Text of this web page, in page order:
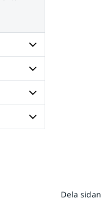
Undersidor
för
Radar
och
satellit
Undersidor
för
Väder
till
havs
Undersidor
för
Dela sidan